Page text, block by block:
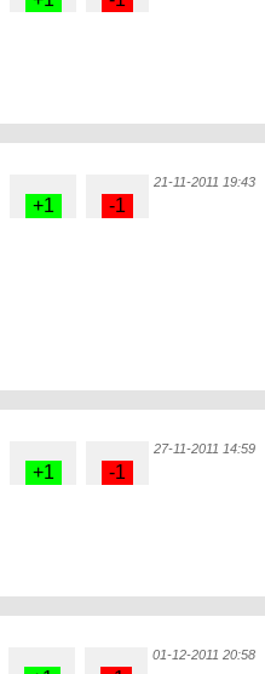
21-11-2011 19:43
27-11-2011 14:59
01-12-2011 20:58